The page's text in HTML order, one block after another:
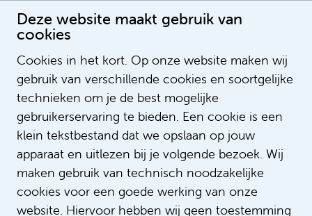
Deze website maakt gebruik van
cookies
Cookies in het kort. Op onze website maken wij
gebruik van verschillende cookies en soortgelijke
technieken om je de best mogelijke
gebruikerservaring te bieden. Een cookie is een
klein tekstbestand dat we opslaan op jouw
apparaat en uitlezen bij je volgende bezoek. Wij
maken gebruik van technisch noodzakelijke
cookies voor een goede werking van onze
website. Hiervoor hebben wij geen toestemming
Marjan Ouwens